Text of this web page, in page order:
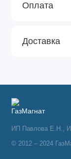
Оплата
Доставка
ИП Павлова Е.Н.,
© 2012 – 2024